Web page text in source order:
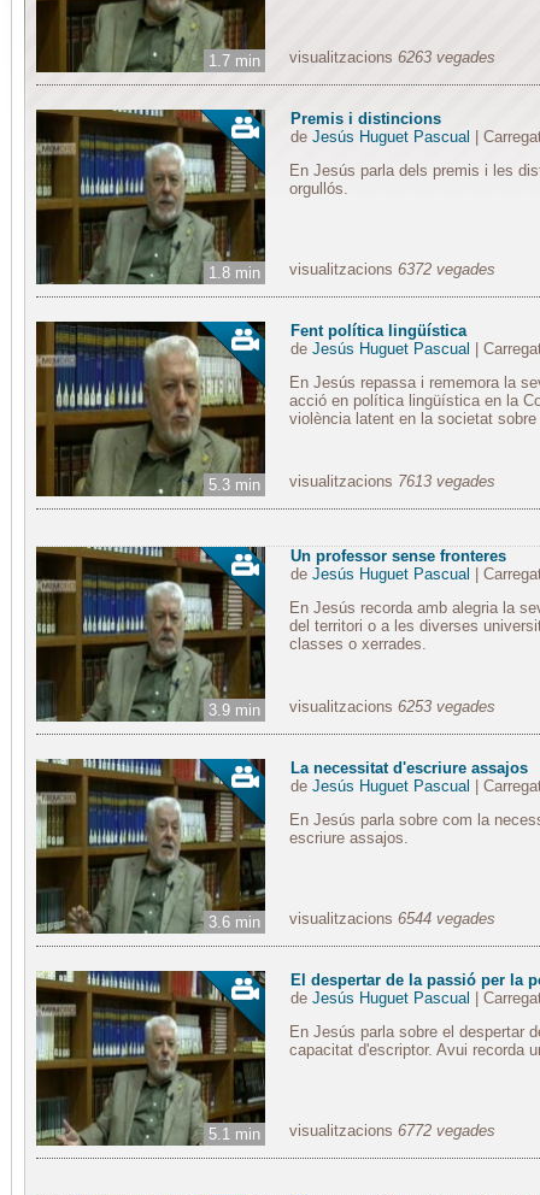
1.7 min visualitzacions 6263 vegades
1.8 min
Premis i distincions
de Jesús Huguet Pascual
|
En Jesús parla dels premis i les
orgullós.
visualitzacions 6372 vegades
5.3 min
Fent política lingüística
de Jesús Huguet Pascual
|
En Jesús repassa i rememora la
acció en política lingüística en la
violència latent en la societat
visualitzacions 7613 vegades
3.9 min
Un professor sense fronteres
de Jesús Huguet Pascual
|
En Jesús recorda amb alegria la
del territori o a les diverses
classes o xerrades.
visualitzacions 6253 vegades
3.6 min
La necessitat d'escriure assajos
de Jesús Huguet Pascual
|
En Jesús parla sobre com la
escriure assajos.
visualitzacions 6544 vegades
5.1 min
El despertar de la passió per la
de Jesús Huguet Pascual
|
En Jesús parla sobre el despertar
capacitat d'escriptor. Avui recorda
visualitzacions 6772 vegades